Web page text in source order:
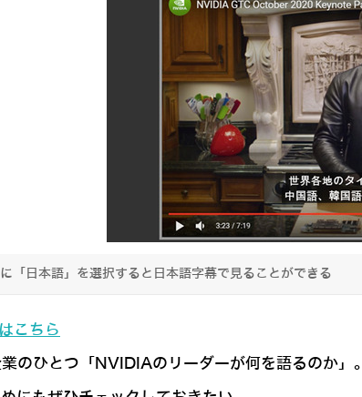
「日本語」を選択すると日本語字幕で見ることができる
こちら
のひとつ「NVIDIAのリーダーが何を語るのか」。